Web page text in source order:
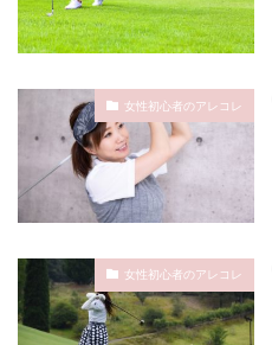
女性初心者のアレコレ
女性初心者のアレコレ